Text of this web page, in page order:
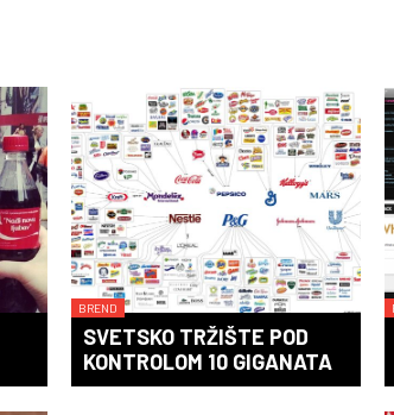
BREND
SVETSKO TRŽIŠTE POD
KONTROLOM 10 GIGANATA